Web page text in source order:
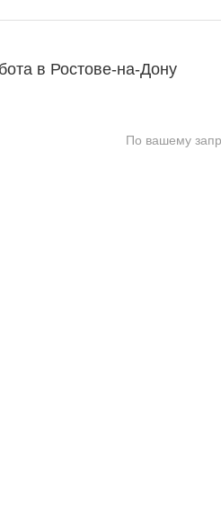
в Ростове-на-Дону
По вашему